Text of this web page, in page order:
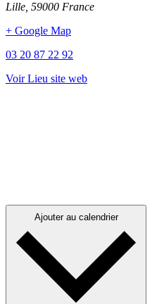
Lille 59000 France
+ Google Map
03 20 87 22 92
Voir Lieu site web
Ajouter au calendrier